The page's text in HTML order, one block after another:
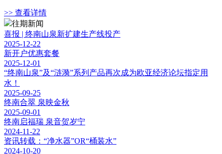
>> 查看详情
往期新闻
喜报 | 终南山泉新扩建生产线投产
2025-12-22
新开户优惠套餐
2025-12-01
“终南山泉”及“涟漪”系列产品再次成为欧亚经济论坛指定用
水！
2025-09-25
终南合翠 泉映金秋
2025-09-01
终南启福瑞 泉音贺岁宁
2024-11-22
资讯转载：“净水器”OR“桶装水”
2024-10-20